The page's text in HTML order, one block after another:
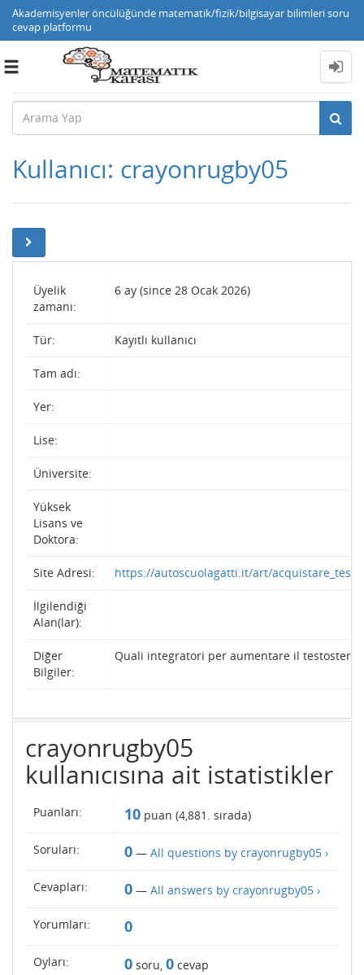
Akademisyenler öncülüğünde matematik/fizik/bilgisayar bilimleri soru
cevap platformu
Toggle
Kullanıcı: crayonrugby05
Üyelik
zamanı:
6 ay (since 28 Ocak 2026)
Tür: Kayıtlı kullanıcı
Tam adı:
Yer:
Lise:
Üniversite:
Yüksek
Lisans ve
Doktora:
Site Adresi: https://autoscuolagatti.it/art/
İlgilendiği
Alan(lar):
Diğer
Bilgiler:
Quali integratori per aumentare il
crayonrugby05
kullanıcısına ait istatistikler
Puanları: 10 puan (4,881 . sırada)
Soruları: 0 — All questions by crayonrugby05 ›
Cevapları: 0 — All answers by crayonrugby05 ›
Yorumları: 0
Oyları: 0 soru, 0 cevap